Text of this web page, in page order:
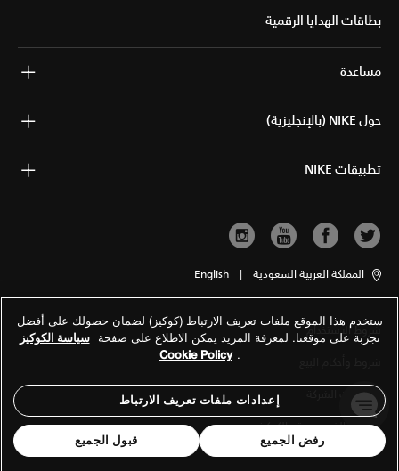
بطاقات الهدايا الرقمية
مساعدة
حول NIKE (بالإنجليزية)
تطبيقات NIKE
المملكة العربية السعودية |
English
شروط الاستخدام
معلومات الشركة
سياسة الخصوصية والكوكيز
ستخدم هذا الموقع ملفات تعريف الارتباط (كوكيز) لضمان حصولك على أفضل
تجربة على موقعنا. لمعرفة المزيد يمكن الاطلاع على صفحة سياسة الكوكيز
.
Cookie Policy
إعدادات ملفات تعريف الارتباط
رفض الجميع قبول الجميع